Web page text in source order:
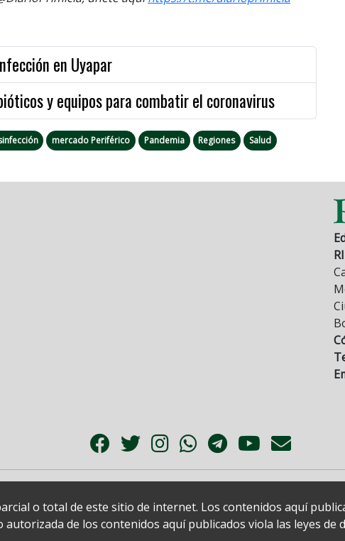
en Uyapar
y equipos para combatir el coronavirus
mercado Periférico Pandemia Regiones
Salud
o total de este sitio de internet. Los contenidos aquí
de los contenidos aquí publicados viola las leyes de